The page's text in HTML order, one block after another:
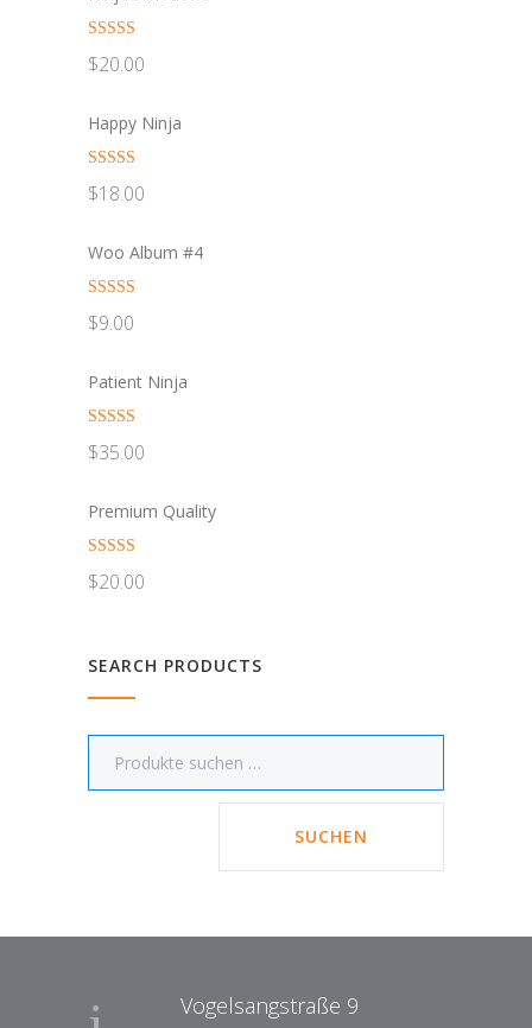
Bewertet mit
5.00von 5
$20.00
Happy Ninja
Bewertet mit
5.00von 5
$18.00
Woo Album #4
Bewertet mit
5.00von 5
$9.00
Patient Ninja
Bewertet
mit4.67
$35.00
Premium Quality
Bewertet
mit4.50
$20.00
SEARCH PRODUCTS
SUCHEN
Vogelsangstraße 9